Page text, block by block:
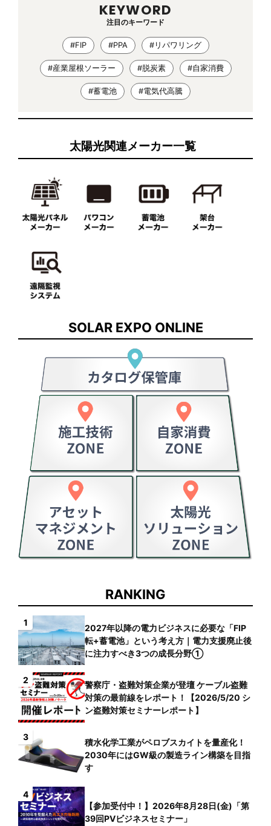
KEYWORD
注目のキーワード
#FIP #PPA #リパワリング
#産業屋根ソーラー #脱炭素 #自家消費
#蓄電池 #電気代高騰
太陽光関連メーカー一覧
SOLAR EXPO ONLINE
RANKING
1
2027年以降の電力ビジネスに必要な「FIP
転+蓄電池」という考え方｜電力支援廃止後
に注力すべき3つの成長分野①
2
警察庁・盗難対策企業が登壇 ケーブル盗難
対策の最前線をレポート！【2026/5/20 シ
ン盗難対策セミナーレポート】
3
積水化学工業がペロブスカイトを量産化！
2030年にはGW級の製造ライン構築を目指
す
4
【参加受付中！】2026年8月28日(金)「第
39回PVビジネスセミナー」